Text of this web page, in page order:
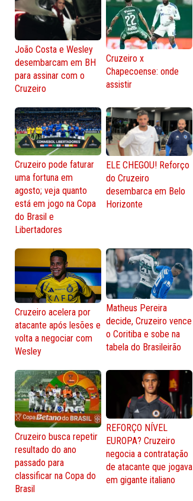
João Costa e Wesley
desembarcam em BH
para assinar com o
Cruzeiro
Cruzeiro x
Chapecoense: onde
assistir
Cruzeiro pode faturar
uma fortuna em
agosto; veja quanto
está em jogo na Copa
do Brasil e
Libertadores
ELE CHEGOU! Reforço
do Cruzeiro
desembarca em Belo
Horizonte
Cruzeiro acelera por
atacante após lesões e
volta a negociar com
Wesley
Matheus Pereira
decide, Cruzeiro vence
o Coritiba e sobe na
tabela do Brasileirão
Cruzeiro busca repetir
resultado do ano
passado para
classificar na Copa do
Brasil
REFORÇO NÍVEL
EUROPA? Cruzeiro
negocia a contratação
de atacante que jogava
em gigante italiano